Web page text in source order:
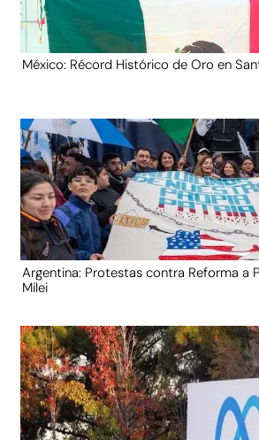
México: Récord Histórico de Oro en
Argentina: Protestas contra Reforma a
Milei